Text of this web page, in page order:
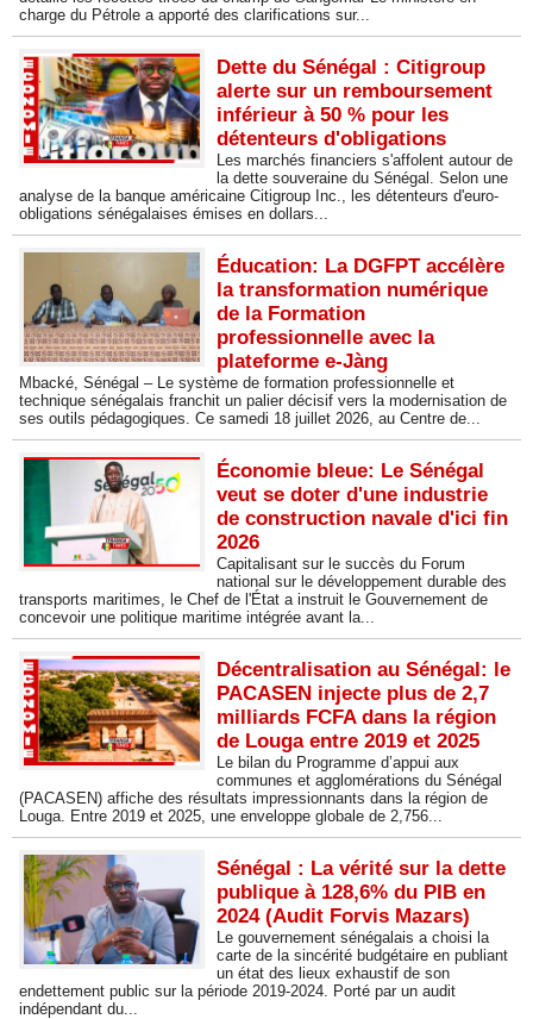
charge du Pétrole a apporté des clarifications sur...
Dette du Sénégal : Citigroup
alerte sur un remboursement
inférieur à 50 % pour les
détenteurs d'obligations
Les marchés financiers s'affolent autour de
la dette souveraine du Sénégal. Selon une
analyse de la banque américaine Citigroup Inc., les détenteurs d'euro-
obligations sénégalaises émises en dollars...
Éducation: La DGFPT accélère
la transformation numérique
de la Formation
professionnelle avec la
plateforme e-Jàng
Mbacké, Sénégal – Le système de formation professionnelle et
technique sénégalais franchit un palier décisif vers la modernisation de
ses outils pédagogiques. Ce samedi 18 juillet 2026, au Centre de...
Économie bleue: Le Sénégal
veut se doter d'une industrie
de construction navale d'ici fin
2026
Capitalisant sur le succès du Forum
national sur le développement durable des
transports maritimes, le Chef de l'État a instruit le Gouvernement de
concevoir une politique maritime intégrée avant la...
Décentralisation au Sénégal: le
PACASEN injecte plus de 2,7
milliards FCFA dans la région
de Louga entre 2019 et 2025
Le bilan du Programme d’appui aux
communes et agglomérations du Sénégal
(PACASEN) affiche des résultats impressionnants dans la région de
Louga. Entre 2019 et 2025, une enveloppe globale de 2,756...
Sénégal : La vérité sur la dette
publique à 128,6% du PIB en
2024 (Audit Forvis Mazars)
Le gouvernement sénégalais a choisi la
carte de la sincérité budgétaire en publiant
un état des lieux exhaustif de son
endettement public sur la période 2019-2024. Porté par un audit
indépendant du...